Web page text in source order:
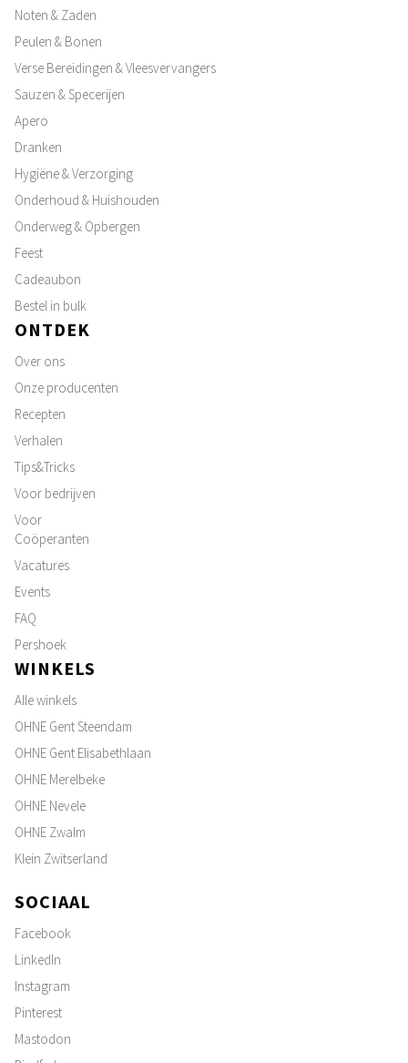
Noten & Zaden
Peulen & Bonen
Verse Bereidingen & Vleesvervangers
Sauzen & Specerijen
Apero
Dranken
Hygiëne & Verzorging
Onderhoud & Huishouden
Onderweg & Opbergen
Feest
Cadeaubon
Bestel in bulk
ONTDEK
Over ons
Onze producenten
Recepten
Verhalen
Tips&Tricks
Voor bedrijven
Voor
Coöperanten
Vacatures
Events
FAQ
Pershoek
WINKELS
Alle winkels
OHNE Gent Steendam
OHNE Gent Elisabethlaan
OHNE Merelbeke
OHNE Nevele
OHNE Zwalm
Klein Zwitserland
SOCIAAL
Facebook
LinkedIn
Instagram
Pinterest
Mastodon